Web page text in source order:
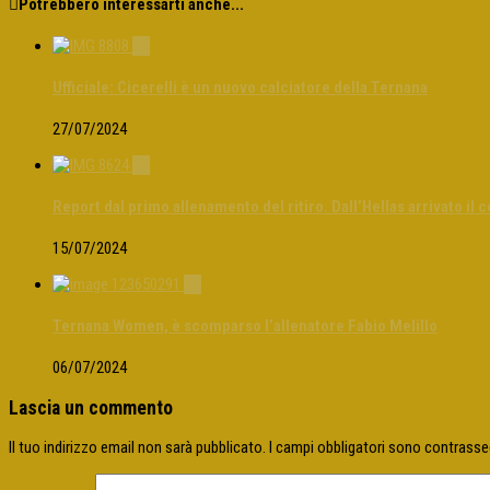
Potrebbero interessarti anche...
Ufficiale: Cicerelli è un nuovo calciatore della Ternana
27/07/2024
Report dal primo allenamento del ritiro. Dall’Hellas arrivato il
15/07/2024
Ternana Women, è scomparso l’allenatore Fabio Melillo
06/07/2024
Lascia un commento
Il tuo indirizzo email non sarà pubblicato. I campi obbligatori sono